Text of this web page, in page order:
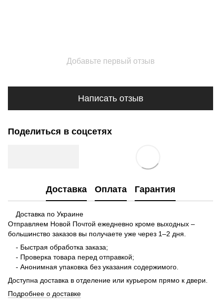
Добавьте первый отзыв
Написать отзыв
Поделиться в соцсетях
Доставка Оплата Гарантия
Доставка по Украине
Отправляем Новой Почтой ежедневно кроме выходных –
большинство заказов вы получаете уже через 1–2 дня.
- Быстрая обработка заказа;
- Проверка товара перед отправкой;
- Анонимная упаковка без указания содержимого.
Доступна доставка в отделение или курьером прямо к двери.
Подробнее о доставке